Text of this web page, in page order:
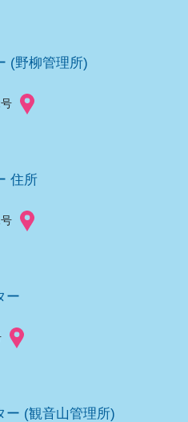
(野柳管理所)
住所
ー
ー (観音山管理所)